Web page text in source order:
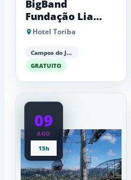
BigBand
Fundação Lia
Maria Aguiar
Hotel Toriba
Campos do Jordão
GRATUITO
09
AGO
15h